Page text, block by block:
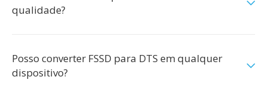
qualidade?
Posso converter FSSD para DTS em qualquer
dispositivo?